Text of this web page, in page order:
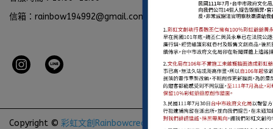
信箱：rainbow194992@gmail.com
Copyright © 彩虹文創Rainbowcreative
All Rights Reserved.